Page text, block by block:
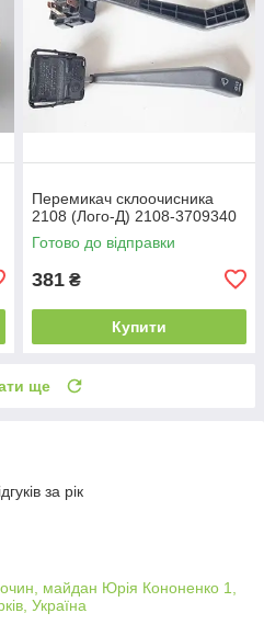
Перемикач склоочисника
2108 (Лoго-Д) 2108-3709340
Готово до відправки
381 ₴
Купити
ще
за рік
майдан Юрія Кононенко 1,
Україна